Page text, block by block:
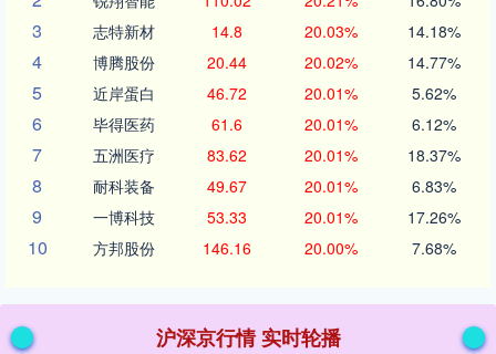
3 志特新材 14.8 20.03% 14.18%
4 博腾股份 20.44 20.02% 14.77%
5 近岸蛋白 46.72 20.01% 5.62%
6 毕得医药 61.6 20.01% 6.12%
7 五洲医疗 83.62 20.01% 18.37%
8 耐科装备 49.67 20.01% 6.83%
9 一博科技 53.33 20.01% 17.26%
10 方邦股份 146.16 20.00% 7.68%
沪深京行情 实时轮播